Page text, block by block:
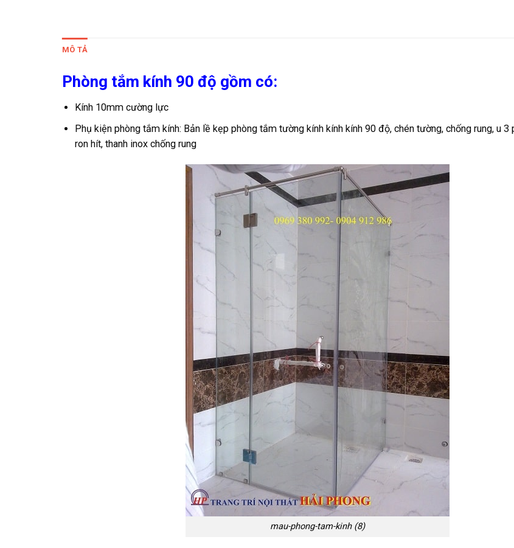
MÔ TẢ
Phòng tắm kính 90 độ gồm có:
Kính 10mm cường lực
Phụ kiện phòng tắm kính: Bản lề kẹp phòng tắm tường kính kính kính 90 độ, chén tường, chống rung, u 3
ron hít, thanh inox chống rung
mau-phong-tam-kinh (8)